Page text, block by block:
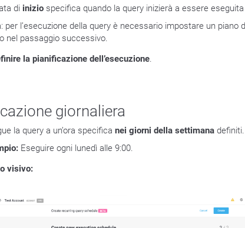
di inizio specifica quando la query inizierà a essere
per l’esecuzione della query è necessario impostare un piano
nel passaggio successivo.
la pianificazione dell’esecuzione.
giornaliera
la query a un’ora specifica nei giorni della settimana definiti.
Eseguire ogni lunedì alle 9:00.
visivo: